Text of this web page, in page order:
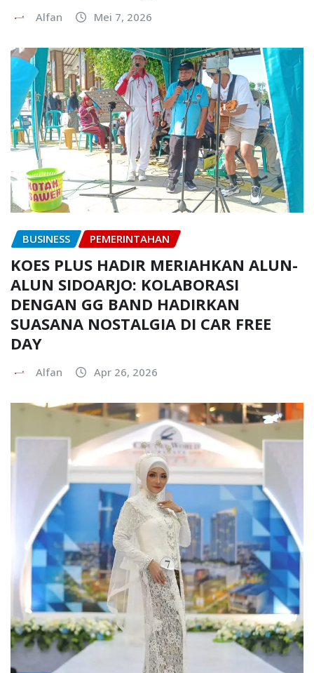
Alfan Mei 7, 2026
BUSINESS PEMERINTAHAN
KOES PLUS HADIR MERIAHKAN ALUN-
ALUN SIDOARJO: KOLABORASI
DENGAN GG BAND HADIRKAN
SUASANA NOSTALGIA DI CAR FREE
DAY
Alfan Apr 26, 2026